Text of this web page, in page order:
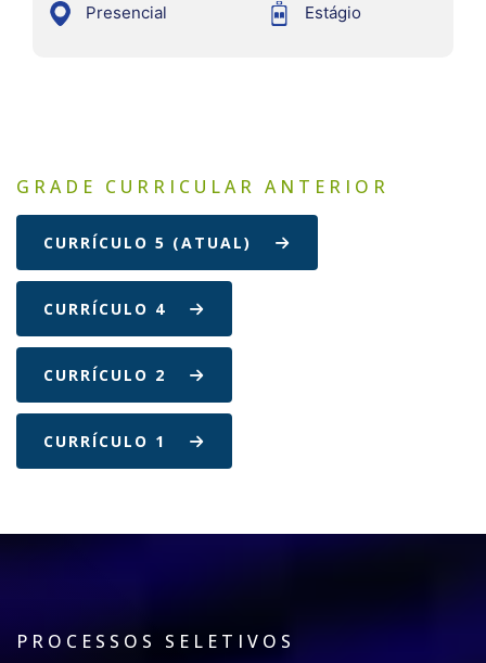
Presencial Estágio
GRADE CURRICULAR ANTERIOR
CURRÍCULO 5 (ATUAL)
CURRÍCULO 4
CURRÍCULO 2
CURRÍCULO 1
PROCESSOS SELETIVOS